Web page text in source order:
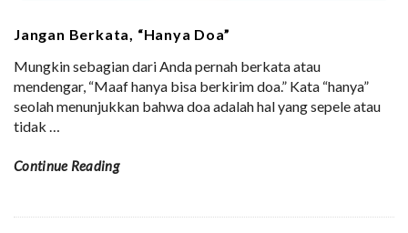
Jangan Berkata, “Hanya Doa”
Mungkin sebagian dari Anda pernah berkata atau
mendengar, “Maaf hanya bisa berkirim doa.” Kata “hanya”
seolah menunjukkan bahwa doa adalah hal yang sepele atau
tidak …
Continue Reading